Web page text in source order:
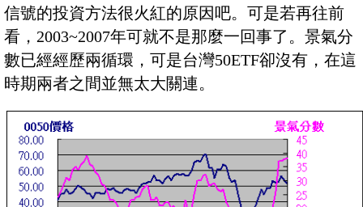
信號的投資方法很火紅的原因吧。可是若再往前
看，2003~2007年可就不是那麼一回事了。景氣分
數已經經歷兩循環，可是台灣50ETF卻沒有，在這
時期兩者之間並無太大關連。